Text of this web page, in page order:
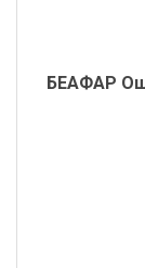
БЕАФАР